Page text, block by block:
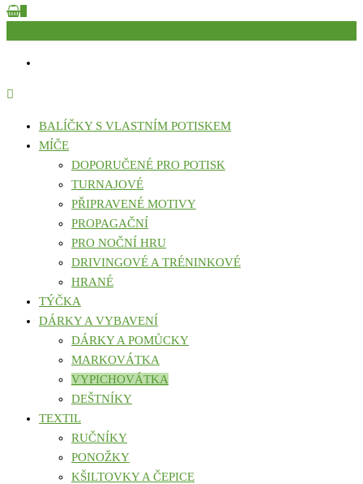
BALÍČKY S VLASTNÍM POTISKEM
MÍČE
DOPORUČENÉ PRO POTISK
TURNAJOVÉ
PŘIPRAVENÉ MOTIVY
PROPAGAČNÍ
PRO NOČNÍ HRU
DRIVINGOVÉ A TRÉNINKOVÉ
HRANÉ
TÝČKA
DÁRKY A VYBAVENÍ
DÁRKY A POMŮCKY
MARKOVÁTKA
VYPICHOVÁTKA
DEŠTNÍKY
TEXTIL
RUČNÍKY
PONOŽKY
KŠILTOVKY A ČEPICE